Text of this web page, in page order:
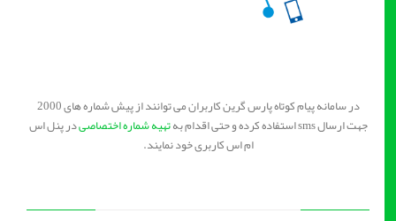
در سامانه پیام کوتاه پارس گرین کاربران می توانند از پیش شماره های 2000
جهت ارسال sms استفاده کرده و حتی اقدام به
تهیه شماره اختصاصیدر پنل اس
ام اس کاربری خود نمایند.